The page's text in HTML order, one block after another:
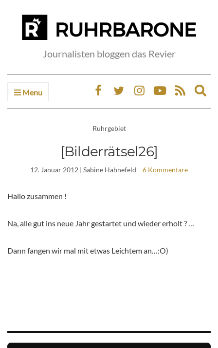
Journalisten bloggen das Revier
Menu
Ruhrgebiet
[Bilderrätsel26]
12. Januar 2012 | Sabine Hahnefeld 6 Kommentare
Hallo zusammen !
Na, alle gut ins neue Jahr gestartet und wieder erholt ? …
Dann fangen wir mal mit etwas Leichtem an…:O)